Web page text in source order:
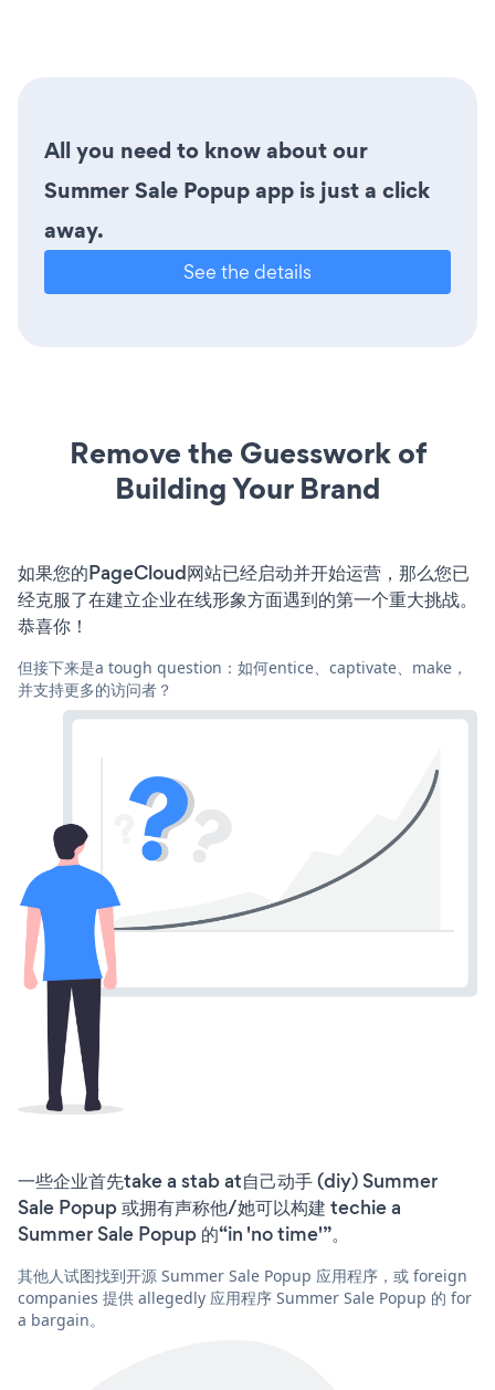
All you need to know about our
Summer Sale Popup app is just a click
away.
See the details
Remove the Guesswork of
Building Your Brand
如果您的PageCloud网站已经启动并开始运营，那么您已
经克服了在建立企业在线形象方面遇到的第一个重大挑战。
恭喜你！
但接下来是a tough question：如何entice、captivate、make，
并支持更多的访问者？
一些企业首先take a stab at自己动手 (diy) Summer
Sale Popup 或拥有声称他/她可以构建 techie a
Summer Sale Popup 的“in 'no time'”。
其他人试图找到开源 Summer Sale Popup 应用程序，或 foreign
companies 提供 allegedly 应用程序 Summer Sale Popup 的 for
a bargain。